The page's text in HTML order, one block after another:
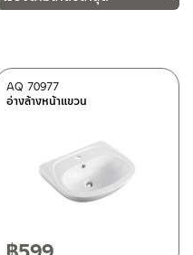
เตอร์ครึ่งใบ
(5)
น์เตอร์เต็มใบ(23)
ดียว(4)
อ่างล้างหน้าแขวน
AQ 70977